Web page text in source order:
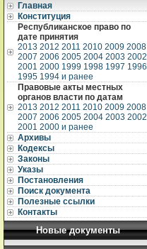
Главная
Конституция
Республиканское право по
дате принятия
2013 2012 2011 2010 2009 2008
2007 2006 2005 2004 2003 2002
2001 2000 1999 1998 1997 1996
1995 1994 и ранее
Правовые акты местных
органов власти по датам
2013 2012 2011 2010 2009 2008
2007 2006 2005 2004 2003 2002
2001 2000 и ранее
Архивы
Кодексы
Законы
Указы
Постановления
Поиск документа
Полезные ссылки
Контакты
Новые документы